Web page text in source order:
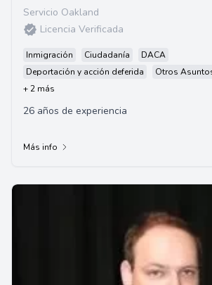
Servicio Oakland
Licencia Verificada
Inmigración Ciudadanía
DACA
Deportación y acción deferida
Otros
+ 2 más
26 años de experiencia
Más info